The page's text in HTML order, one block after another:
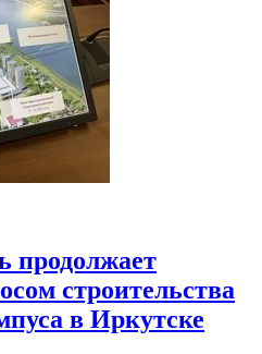
продолжает
строительства
в Иркутске